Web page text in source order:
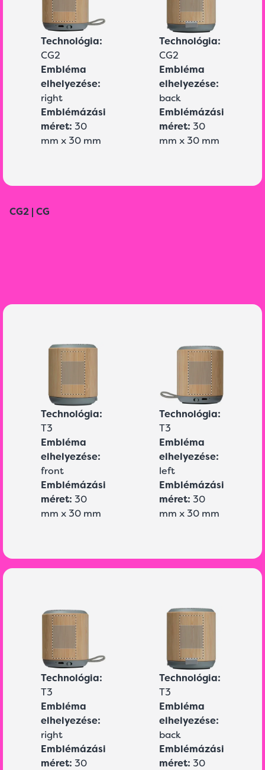
Technológia:
CG2
Embléma
elhelyezése:
right
Emblémázási
méret: 30
mm x 30 mm
Technológia:
CG2
Embléma
elhelyezése:
back
Emblémázási
méret: 30
mm x 30 mm
CG2 | CG
Technológia:
T3
Embléma
elhelyezése:
front
Emblémázási
méret: 30
mm x 30 mm
Technológia:
T3
Embléma
elhelyezése:
left
Emblémázási
méret: 30
mm x 30 mm
Technológia:
T3
Embléma
elhelyezése:
right
Emblémázási
méret: 30
Technológia:
T3
Embléma
elhelyezése:
back
Emblémázási
méret: 30